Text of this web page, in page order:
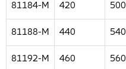
81184-M 420 500
81188-M 440 540
81192-M 460 560